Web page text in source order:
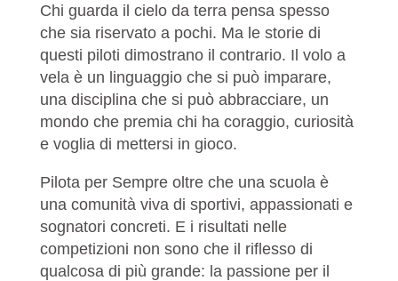
Chi guarda il cielo da terra pensa spesso
che sia riservato a pochi. Ma le storie di
questi piloti dimostrano il contrario. Il volo a
vela è un linguaggio che si può imparare,
una disciplina che si può abbracciare, un
mondo che premia chi ha coraggio, curiosità
e voglia di mettersi in gioco.
Pilota per Sempre oltre che una scuola è
una comunità viva di sportivi, appassionati e
sognatori concreti. E i risultati nelle
competizioni non sono che il riflesso di
qualcosa di più grande: la passione per il